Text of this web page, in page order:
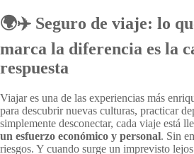
🌍✈️ Seguro de viaje: lo
marca la diferencia es la
respuesta
Viajar es una de las experiencias más
para descubrir nuevas culturas, practicar
simplemente desconectar, cada viaje está
un esfuerzo económico y personal. Sin
riesgos. Y cuando surge un imprevisto